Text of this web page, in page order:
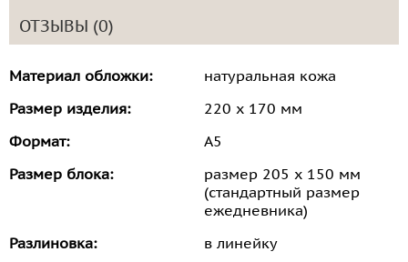
ОТЗЫВЫ (0)
Материал обложки:
натуральная кожа
Размер изделия:
220 х 170 мм
Формат:
А5
Размер блока:
размер 205 х 150 мм
(стандартный размер
ежедневника)
Разлиновка:
в линейку